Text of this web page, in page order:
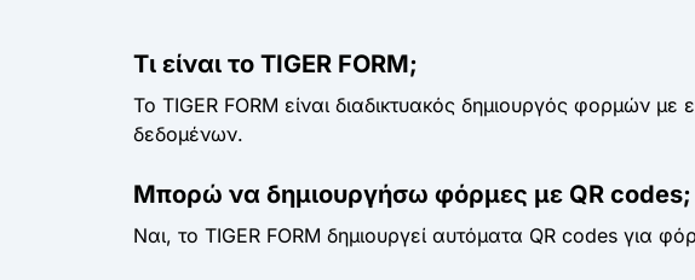
Τι είναι το TIGER FORM;
Το TIGER FORM είναι διαδικτυακός δημιουργός φορμών
δεδομένων.
Μπορώ να δημιουργήσω φόρμες με QR codes;
Ναι, το TIGER FORM δημιουργεί αυτόματα QR codes για